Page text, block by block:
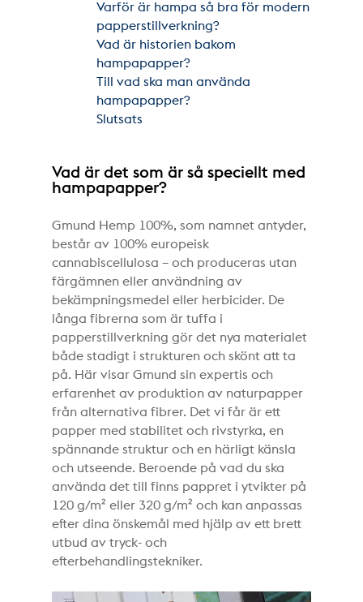
Varför är hampa så bra för modern
papperstillverkning?
Vad är historien bakom
hampapapper?
Till vad ska man använda
hampapapper?
Slutsats
Vad är det som är så speciellt med
hampapapper?
Gmund Hemp 100%, som namnet antyder,
består av 100% europeisk
cannabiscellulosa – och produceras utan
färgämnen eller användning av
bekämpningsmedel eller herbicider. De
långa fibrerna som är tuffa i
papperstillverkning gör det nya materialet
både stadigt i strukturen och skönt att ta
på. Här visar Gmund sin expertis och
erfarenhet av produktion av naturpapper
från alternativa fibrer. Det vi får är ett
papper med stabilitet och rivstyrka, en
spännande struktur och en härligt känsla
och utseende. Beroende på vad du ska
använda det till finns pappret i ytvikter på
120 g/m² eller 320 g/m² och kan anpassas
efter dina önskemål med hjälp av ett brett
utbud av tryck- och
efterbehandlingstekniker.